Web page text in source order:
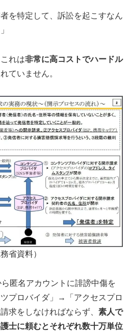
を特定して、訴訟を起こすなん
れは非常に高コストでハードル
ていません。
省資料）
匿名アカウントに誹謗中傷を
プロバイダ」→「アクセスプロ
求をしなければならず、 素人で
士に頼むとそれぞれ数十万単位